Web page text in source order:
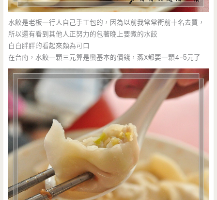
水餃是老板一行人自己手工包的，因為以前我常常衝前十名去買，
所以還有看到其他人正努力的包著晚上要煮的水餃
白白胖胖的看起來頗為可口
在台南，水餃一顆三元算是蠻基本的價錢，燕X都要一顆4-5元了